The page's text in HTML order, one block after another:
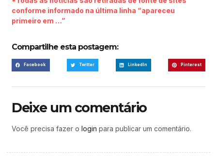
conforme informado na última linha “apareceu
primeiro em …”
Compartilhe esta postagem:
Facebook Twitter LinkedIn Pinterest
Deixe um comentário
Você precisa fazer o login para publicar um comentário.